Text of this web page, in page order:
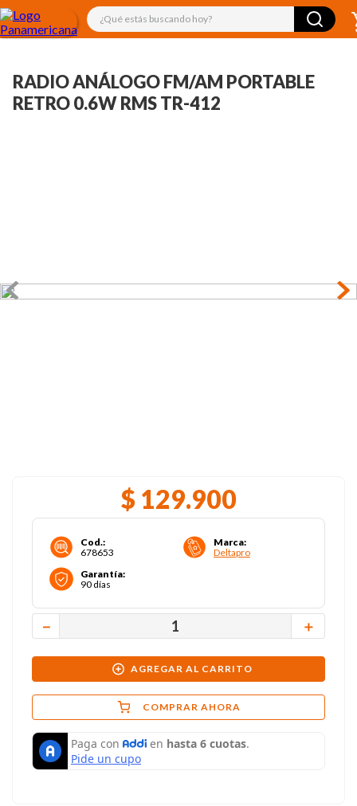
¿Qué estás buscando hoy?
RADIO ANÁLOGO FM/AM PORTABLE
RETRO 0.6W RMS TR-412
$ 129.900
Cod.:
678653
Marca:
Deltapro
Garantía:
90 días
＋
－
AGREGAR AL CARRITO
COMPRAR AHORA